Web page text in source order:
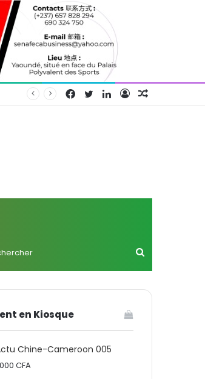
Connexion
Linkedin
Twitter
Facebook
en Kiosque
Chine-Cameroon 005
CFA